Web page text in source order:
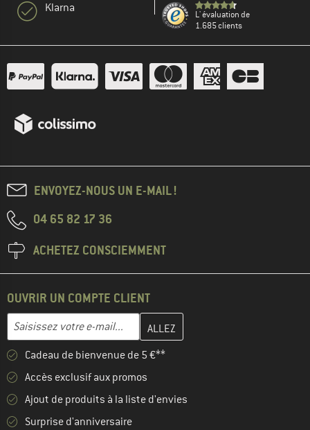
Klarna
L' évaluation de
1.685 clients
ENVOYEZ-NOUS UN E-MAIL !
04 65 82 17 36
ACHETEZ CONSCIEMMENT
OUVRIR UN COMPTE CLIENT
Adresse e-mail
Entrez votre adresse e-mail ici et créez votre compte client à la
Cadeau de bienvenue de 5 €**
Accès exclusif aux promos
Ajout de produits à la liste d'envies
Surprise d'anniversaire